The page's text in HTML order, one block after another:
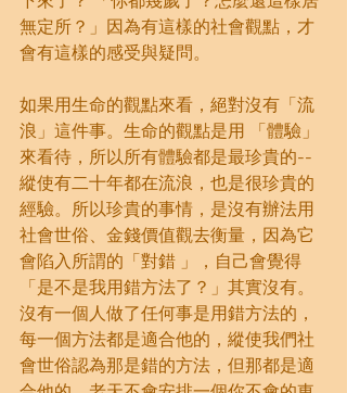
無定所？」因為有這樣的社會觀點，才
會有這樣的感受與疑問。
如果用生命的觀點來看，絕對沒有「流
浪」這件事。生命的觀點是用 「體驗」
來看待，所以所有體驗都是最珍貴的--
縱使有二十年都在流浪，也是很珍貴的
經驗。所以珍貴的事情，是沒有辦法用
社會世俗、金錢價值觀去衡量，因為它
會陷入所謂的「對錯 」，自己會覺得
「是不是我用錯方法了？」其實沒有。
沒有一個人做了任何事是用錯方法的，
每一個方法都是適合他的，縱使我們社
會世俗認為那是錯的方法，但那都是適